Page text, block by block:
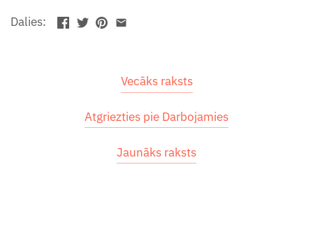
Dalies:
Vecāks raksts
Atgriezties pie Darbojamies
Jaunāks raksts